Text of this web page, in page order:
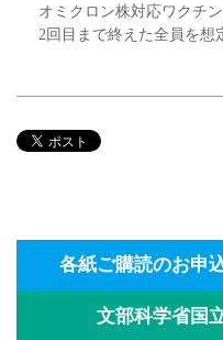
オミクロン株対応ワクチ
2回目まで終えた全員を想
各紙ご購読のお申
文部科学省国